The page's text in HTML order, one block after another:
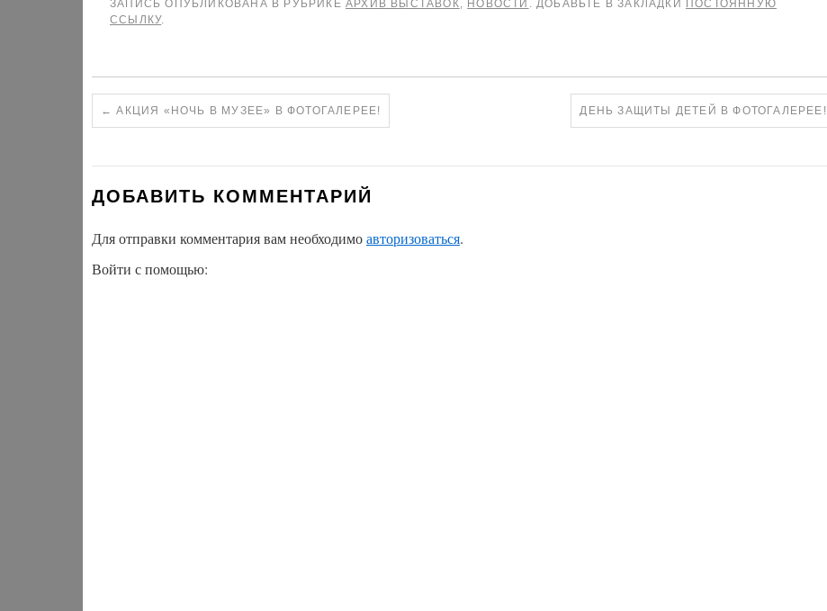
ЗАПИСЬ ОПУБЛИКОВАНА В РУБРИКЕ АРХИВ ВЫСТАВОК, НОВОСТИ . ДОБАВЬТЕ В ЗАКЛАДКИ
ПОСТОЯННУЮ
ССЫЛКУ.
← АКЦИЯ «НОЧЬ В МУЗЕЕ» В ФОТОГАЛЕРЕЕ! ДЕНЬ ЗАЩИТЫ ДЕТЕЙ В ФОТОГАЛЕРЕЕ!
ДОБАВИТЬ КОММЕНТАРИЙ
Для отправки комментария вам необходимоавторизоваться.
Войти с помощью: